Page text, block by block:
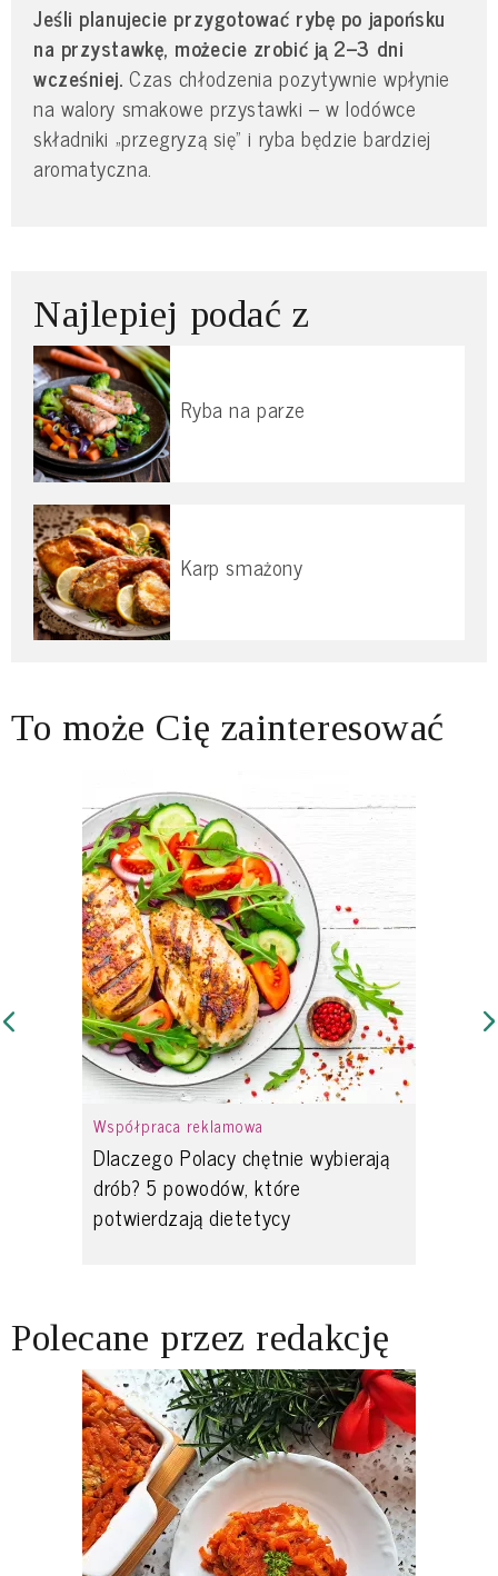
Jeśli planujecie przygotować rybę po japońsku
na przystawkę, możecie zrobić ją 2–3 dni
wcześniej. Czas chłodzenia pozytywnie wpłynie
na walory smakowe przystawki – w lodówce
składniki „przegryzą się” i ryba będzie bardziej
aromatyczna.
Najlepiej podać z
Ryba na parze
Karp smażony
To może Cię zainteresować
Współpraca reklamowa
Dlaczego Polacy chętnie wybierają
drób? 5 powodów, które
potwierdzają dietetycy
Polecane przez redakcję